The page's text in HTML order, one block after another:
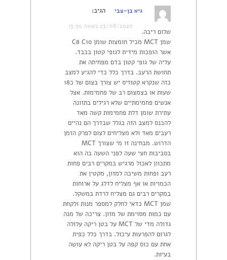
גיא בן-צבי הגיב:
23/08/2020 בשעה 13:50
שלום ריבה.
שמן MCT מכיל חומצות שומן C8 C10
אשר הופכות מידית לגופי קטון בכבד.
עליה של גופי קטון בדם מפחיתה את
תחושת הרעב. בדרך כלל כדי להגיע למצב
כזה שנקרא קטוזיס יש צורך בצום של כ18
שעות או בצמצום רב של פחמימות. אצל
אנשים פחמימתיים שלא רגילים בתזונה
עתירת שומן דלת פחמימות קשה מאד
להכנס למצב הזה בגלל שבדרך הם נהיים
רעבים מאד ולא מצליחים לצום לפרק הזמן
הדרוש. מבחינה זו מי שצורך MCT
בסביבות חצי שעה לפני השעה בה הוא
מתכוון לאכול מרגיש במקרים רבים פחות
רעב ופחות משיכה למזון, מקטין את
הכמויות או אף מצליח לדלג על ארוחות
במקרים רבים גם מצליח לרדת במשקל.
שמן MCT כדאי לחלק למספר מנות ולקחת
עם כמות מסוימת של מזון. צריכה של מנה
גדולה מדי של MCT על בטן ריקה עלולה
לגרום להפרעות עיכול. בדרך כלל כפית
אחת עם כוס קפה על בטן ריקה לא עושה
בעיות.